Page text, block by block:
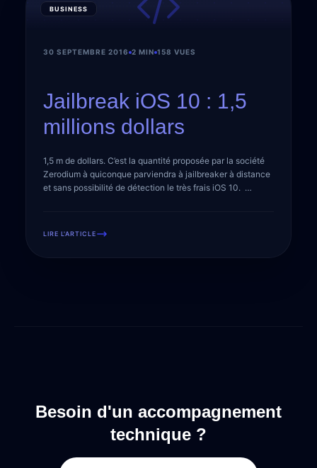
BUSINESS
30 SEPTEMBRE 2016 2 MIN 158 VUES
Jailbreak iOS 10 : 1,5
millions dollars
1,5 m de dollars. C’est la quantité proposée par la société
Zerodium à quiconque parviendra à jailbreaker à distance
et sans possibilité de détection le très frais iOS 10.
LIRE L'ARTICLE
Besoin d'un accompagnement
technique ?